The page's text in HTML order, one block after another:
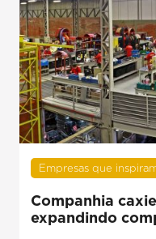
Empresas que
Companhia
expandindo